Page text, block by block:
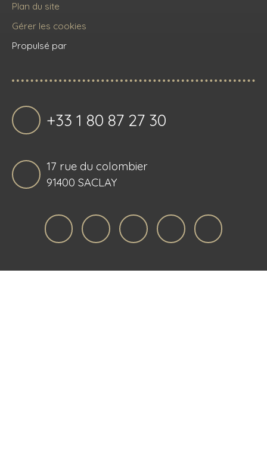
Plan du site
Gérer les cookies
Propulsé par
+33 1 80 87 27 30
17 rue du colombier
91400 SACLAY